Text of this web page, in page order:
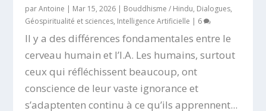
parAntoine | Mar 15, 2026 | Bouddhisme / Hindu, Dialogues,
Géospiritualité et sciences, Intelligence Artificielle | 6
Il y a des différences fondamentales entre le
cerveau humain et l’I.A. Les humains, surtout
ceux qui réfléchissent beaucoup, ont
conscience de leur vaste ignorance et
s’adaptenten continu à ce qu’ils apprennent...